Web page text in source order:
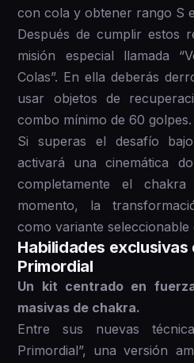
con cola y obtener rango S
Después de cumplir estos
misión especial llamada
Colas”. En ella deberás
usar objetos de
combo mínimo de 60 golpes.
Si superas el desafío
activará una cinemática
completamente el
momento, la
como variante
Habilidades exclusivas
Primordial
Un kit centrado en
masivas de chakra.
Entre sus nuevas
Primordial”, una versión